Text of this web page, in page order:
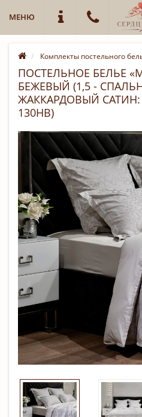
МЕНЮ
Комплекты постельного
ПОСТЕЛЬНОЕ БЕЛЬЕ
БЕЖЕВЫЙ (1,5 -
ЖАККАРДОВЫЙ САТИН:
130HB)